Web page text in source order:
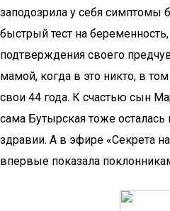
заподозрила у себя симптомы
быстрый тест на
подтверждения своего
мамой, когда в это никто, в
свои 44 года. К счастью сын
сама Бутырская тоже
здравии. А в эфире «Секрета
впервые показала